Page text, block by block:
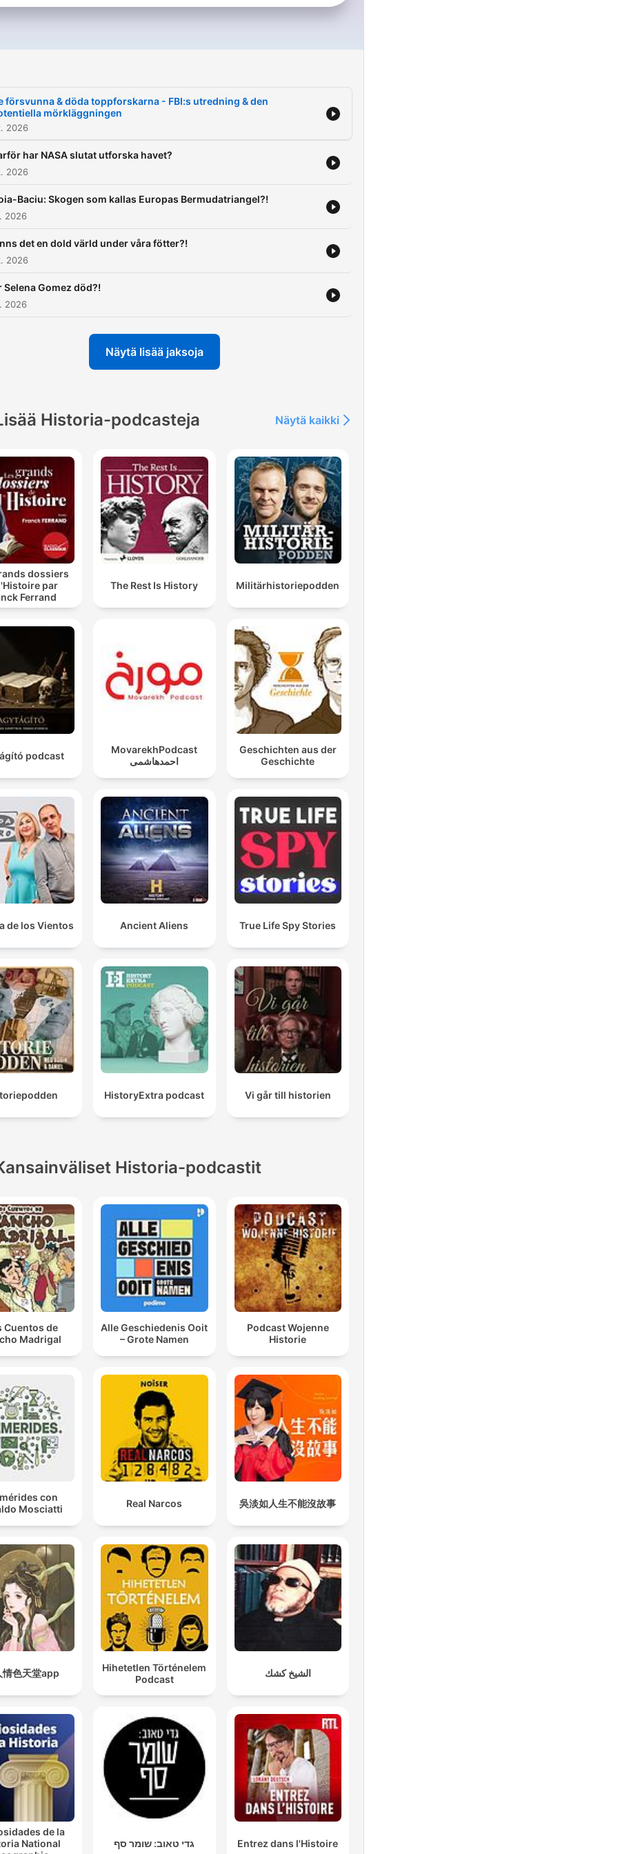
försvunna & döda toppforskarna - FBI:s utredning & den
mörkläggningen
2026
har NASA slutat utforska havet?
2026
Baciu: Skogen som kallas Europas Bermudatriangel?!
2026
det en dold värld under våra fötter?!
2026
Selena Gomez död?!
2026
Näytä lisää jaksoja
Historia-podcasteja Näytä kaikki
dossiers
par
Ferrand
The Rest Is History Militärhistoriepodden
podcast
MovarekhPodcast
احمدهاشمی
Geschichten aus der
Geschichte
de los Vientos Ancient Aliens True Life Spy Stories
HistoryExtra podcast Vi går till historien
Historia-podcastit
Cuentos de
Madrigal
Alle Geschiedenis Ooit
– Grote Namen
Podcast Wojenne
Historie
con
Mosciatti
Real Narcos 吳淡如人生不能沒故事
情色天堂app
Hihetetlen Történelem
Podcast
الشيخ كشك
de la
National
גדי טאוב: שומר סף Entrez dans l'Histoire